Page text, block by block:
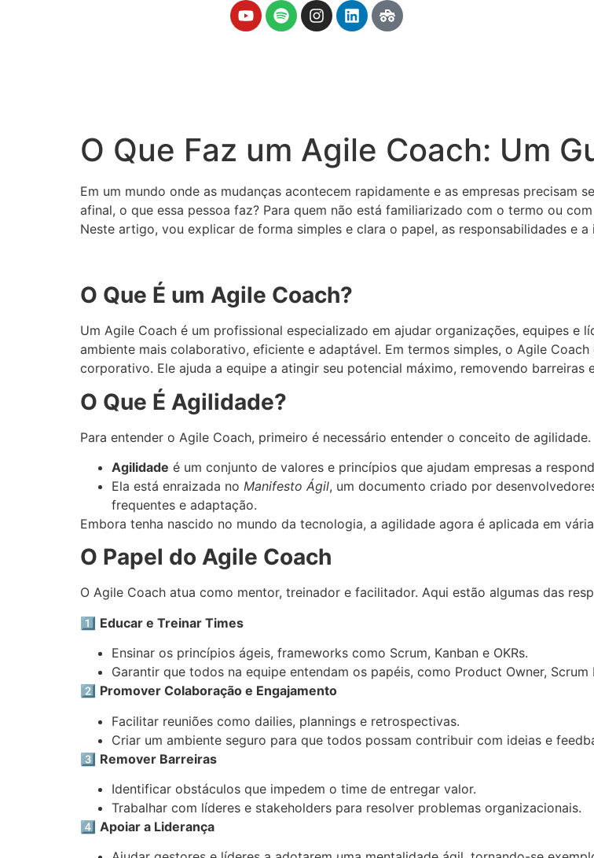
O Que Faz um Agile Coach: Um
Em um mundo onde as mudanças acontecem rapidamente e as empresas precisam
afinal, o que essa pessoa faz? Para quem não está familiarizado com o termo ou
Neste artigo, vou explicar de forma simples e clara o papel, as responsabilidades e
O Que É um Agile Coach?
Um Agile Coach é um profissional especializado em ajudar organizações, equipes e
ambiente mais colaborativo, eficiente e adaptável. Em termos simples, o Agile
corporativo. Ele ajuda a equipe a atingir seu potencial máximo, removendo barreiras
O Que É Agilidade?
Para entender o Agile Coach, primeiro é necessário entender o conceito de agilidade.
Agilidade é um conjunto de valores e princípios que ajudam empresas a
Ela está enraizada no Manifesto Ágil, um documento criado por
frequentes e adaptação.
Embora tenha nascido no mundo da tecnologia, a agilidade agora é aplicada em
O Papel do Agile Coach
O Agile Coach atua como mentor, treinador e facilitador. Aqui estão algumas das
1️⃣ Educar e Treinar Times
Ensinar os princípios ágeis, frameworks como Scrum, Kanban e OKRs.
Garantir que todos na equipe entendam os papéis, como Product Owner, Scrum
2️⃣ Promover Colaboração e Engajamento
Facilitar reuniões como dailies, plannings e retrospectivas.
Criar um ambiente seguro para que todos possam contribuir com ideias e
3️⃣ Remover Barreiras
Identificar obstáculos que impedem o time de entregar valor.
Trabalhar com líderes e stakeholders para resolver problemas organizacionais.
4️⃣ Apoiar a Liderança